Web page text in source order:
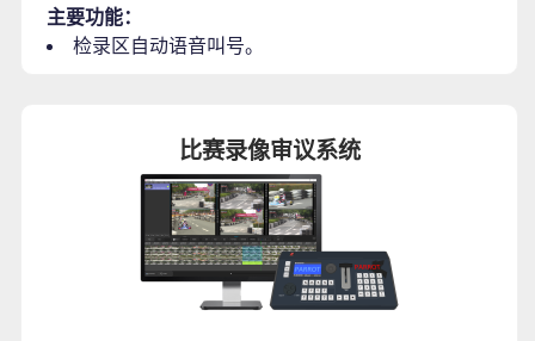
主要功能：
检录区自动语音叫号。
比赛录像审议系统